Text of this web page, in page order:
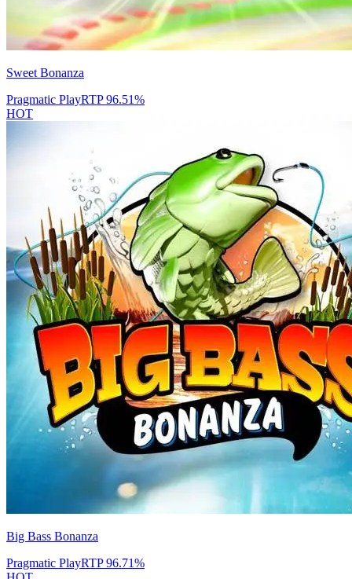
Sweet Bonanza
Pragmatic PlayRTP96.51%
HOT
Big Bass Bonanza
Pragmatic PlayRTP96.71%